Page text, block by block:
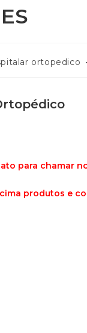
ortopedico
para chamar
produtos e